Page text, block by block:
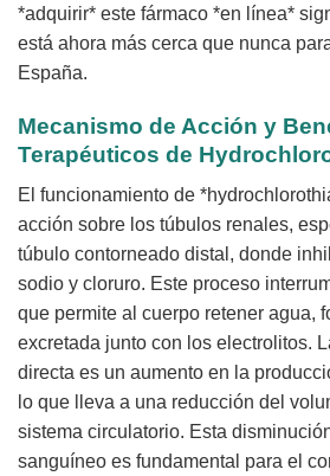
*adquirir* este fármaco *en línea*
está ahora más cerca que nunca
España.
Mecanismo de Acción y
Terapéuticos de
El funcionamiento de
acción sobre los túbulos renales,
túbulo contorneado distal, donde
sodio y cloruro. Este proceso
que permite al cuerpo retener agua,
excretada junto con los electrolitos.
directa es un aumento en la
lo que lleva a una reducción del
sistema circulatorio. Esta
sanguíneo es fundamental para el